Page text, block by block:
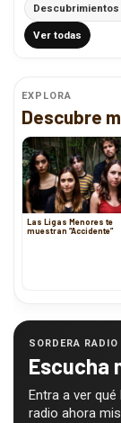
Ver todas
EXPLORA
Descubre
Las Ligas Menores te
muestran “Accidente”
SORDERA RADIO
Escucha
Entra a ver
radio ahora